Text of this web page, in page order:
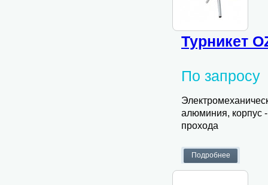
Турникет
По запросу
алюминия, корпус
прохода